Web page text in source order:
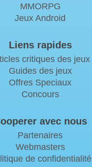
MMORPG
Jeux Android
Liens rapides
critiques des jeux
Guides des jeux
Offres Speciaux
Concours
avec nous
Partenaires
Webmasters
de confidentialité